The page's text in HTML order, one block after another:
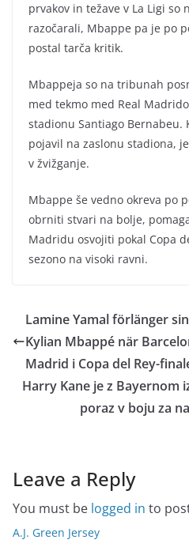
prvakov in težave v La Ligi so
razočarali, Mbappe pa je po
postal tarča kritik.
Mbappeja so na tribunah
med tekmo med Real
stadionu Santiago Bernabeu.
pojavil na zaslonu stadiona,
v žvižganje.
Mbappe še vedno okreva po
obrniti stvari na bolje,
Madridu osvojiti pokal Copa
sezono na visoki ravni.
Lamine Yamal förlänger
Kylian Mbappé när
Madrid i Copa del Rey-
Harry Kane je z Bayernom
poraz v boju za
Leave a Reply
You must be logged in to
A.J. Green Jersey